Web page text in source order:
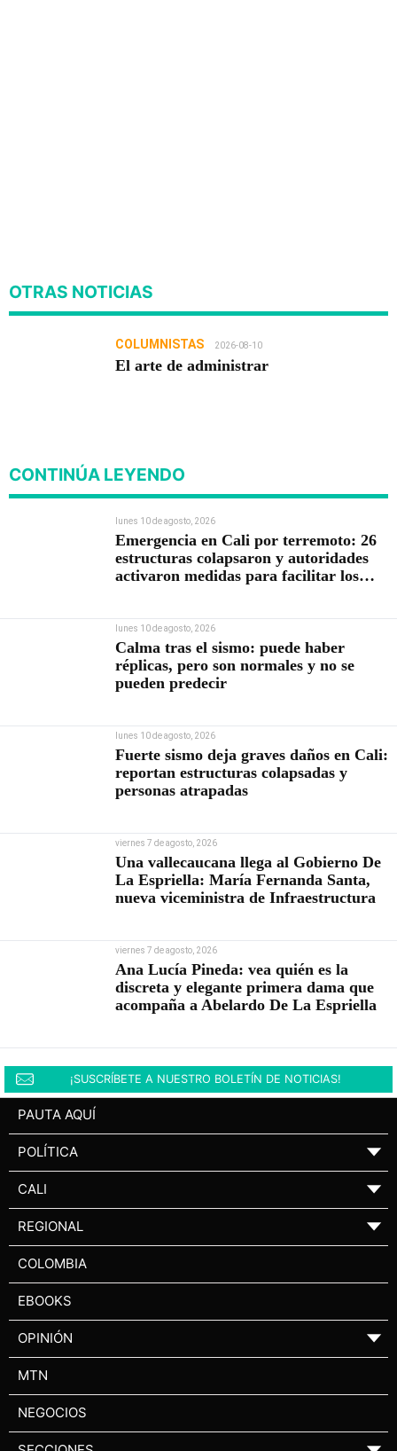
OTRAS NOTICIAS
COLUMNISTAS 2026-08-10
El arte de administrar
CONTINÚA LEYENDO
lunes 10 de agosto, 2026
Emergencia en Cali por terremoto: 26
estructuras colapsaron y autoridades
activaron medidas para facilitar los
lunes 10 de agosto, 2026
Calma tras el sismo: puede haber
réplicas, pero son normales y no se
pueden predecir
lunes 10 de agosto, 2026
Fuerte sismo deja graves daños en Cali:
reportan estructuras colapsadas y
personas atrapadas
viernes 7 de agosto, 2026
Una vallecaucana llega al Gobierno De
La Espriella: María Fernanda Santa,
nueva viceministra de Infraestructura
viernes 7 de agosto, 2026
Ana Lucía Pineda: vea quién es la
discreta y elegante primera dama que
acompaña a Abelardo De La Espriella
¡SUSCRÍBETE A NUESTRO BOLETÍN DE NOTICIAS!
PAUTA AQUÍ
POLÍTICA ▼
CALI ▼
REGIONAL ▼
COLOMBIA
EBOOKS
OPINIÓN ▼
MTN
NEGOCIOS